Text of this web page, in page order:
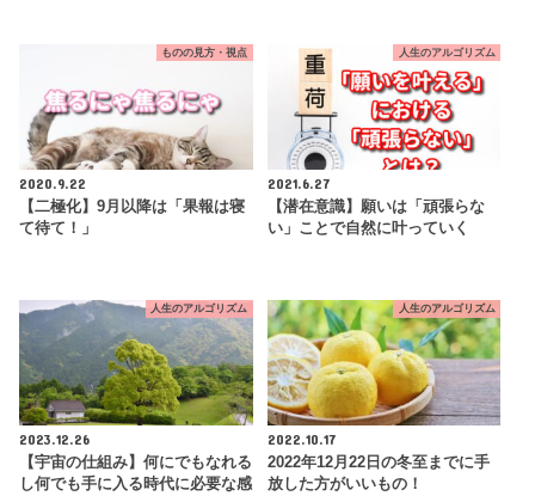
ものの見方・視点
2020.9.22
【二極化】9月以降は「果報は寝
て待て！」
人生のアルゴリズム
2021.6.27
【潜在意識】願いは「頑張らな
い」ことで自然に叶っていく
人生のアルゴリズム
2023.12.26
【宇宙の仕組み】何にでもなれる
し何でも手に入る時代に必要な感
人生のアルゴリズム
2022.10.17
2022年12月22日の冬至までに手
放した方がいいもの！